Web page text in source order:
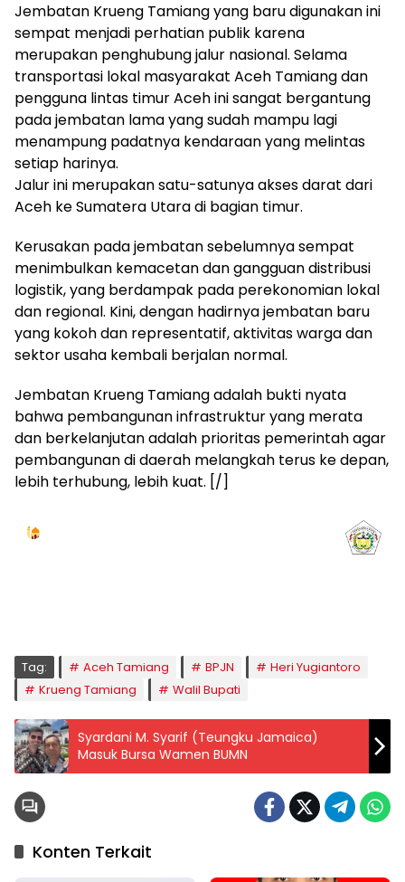
Jembatan Krueng Tamiang yang baru digunakan ini
sempat menjadi perhatian publik karena
merupakan penghubung jalur nasional. Selama
transportasi lokal masyarakat Aceh Tamiang dan
pengguna lintas timur Aceh ini sangat bergantung
pada jembatan lama yang sudah mampu lagi
menampung padatnya kendaraan yang melintas
setiap harinya.
Jalur ini merupakan satu-satunya akses darat dari
Aceh ke Sumatera Utara di bagian timur.
Kerusakan pada jembatan sebelumnya sempat
menimbulkan kemacetan dan gangguan distribusi
logistik, yang berdampak pada perekonomian lokal
dan regional. Kini, dengan hadirnya jembatan baru
yang kokoh dan representatif, aktivitas warga dan
sektor usaha kembali berjalan normal.
Jembatan Krueng Tamiang adalah bukti nyata
bahwa pembangunan infrastruktur yang merata
dan berkelanjutan adalah prioritas pemerintah agar
pembangunan di daerah melangkah terus ke depan,
lebih terhubung, lebih kuat. [/]
Tag: Aceh Tamiang BPJN
Heri Yugiantoro
Krueng Tamiang
Walil Bupati
Syardani M. Syarif (Teungku Jamaica)
Masuk Bursa Wamen BUMN
Konten Terkait